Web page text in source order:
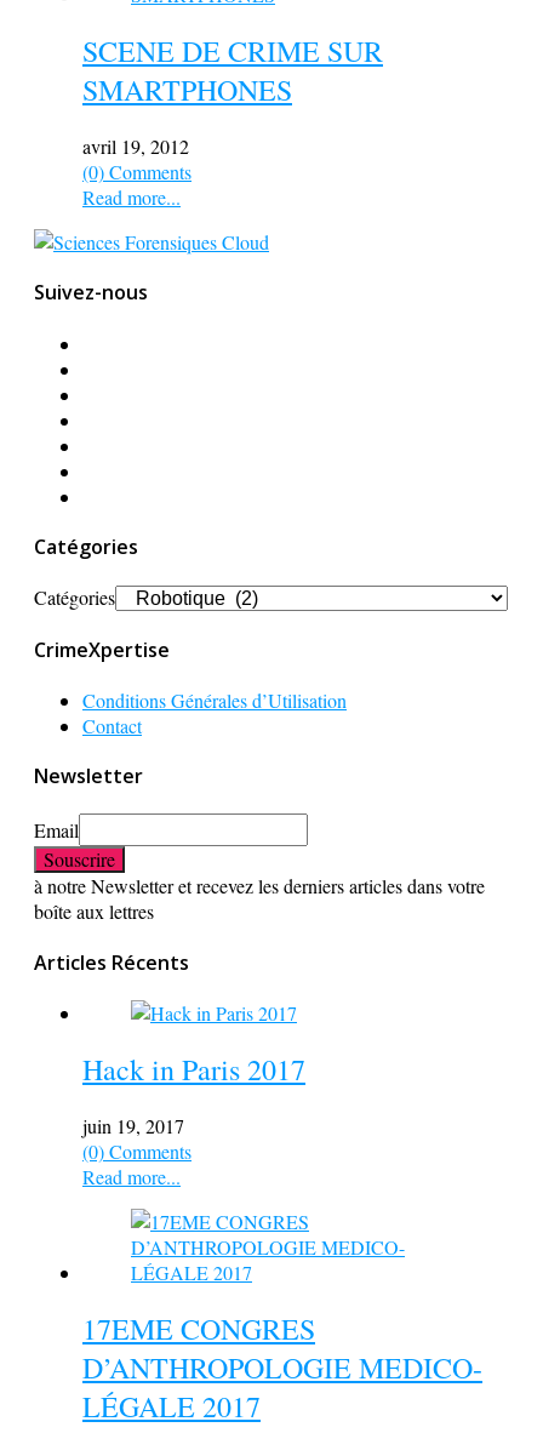
SCENE DE CRIME SUR
SMARTPHONES
avril 19, 2012
(0) Comments
Read more...
Suivez-nous
Catégories
Catégories
CrimeXpertise
Conditions Générales d’Utilisation
Contact
Newsletter
Email
à notre Newsletter et recevez les derniers articles dans votre
boîte aux lettres
Articles Récents
Hack in Paris 2017
juin 19, 2017
(0) Comments
Read more...
17EME CONGRES
D’ANTHROPOLOGIE MEDICO-
LÉGALE 2017